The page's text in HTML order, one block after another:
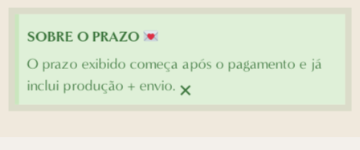
SOBRE O PRAZO
O prazo exibido começa após o pagamento e já
inclui produção + envio. ×